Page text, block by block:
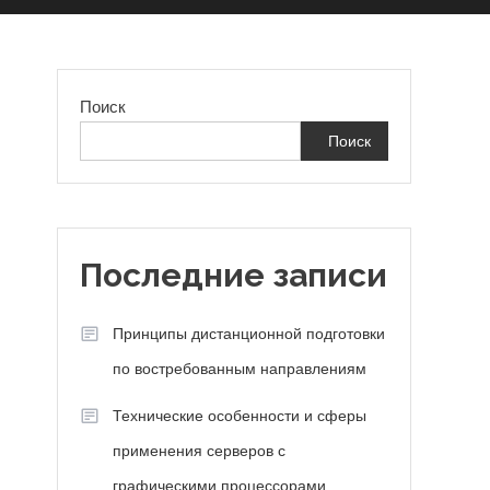
Поиск
Поиск
Последние записи
Принципы дистанционной подготовки
по востребованным направлениям
Технические особенности и сферы
применения серверов с
графическими процессорами